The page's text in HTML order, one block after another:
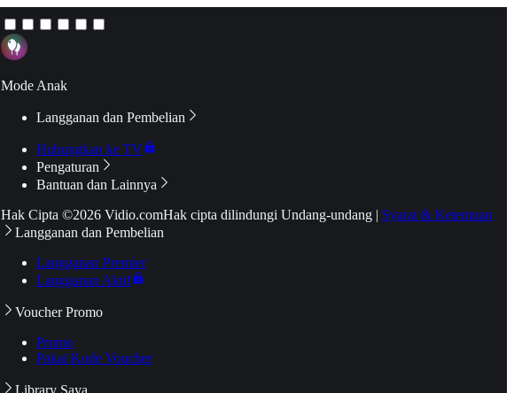
Mode Anak
Langganan dan Pembelian
Hubungkan ke TV
Pengaturan
Bantuan dan Lainnya
Hak Cipta ©2026 Vidio.comHak cipta dilindungi Undang-undang | Syarat & Ketentuan
Langganan dan Pembelian
Langganan Premier
Langganan Aktif
Voucher Promo
Promo
Pakai Kode Voucher
Library Saya